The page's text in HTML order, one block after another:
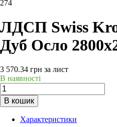
274
ЛДСП Swiss
Дуб Осло
3 570.34 грн за лист
В наявності
В кошик
Характеристики